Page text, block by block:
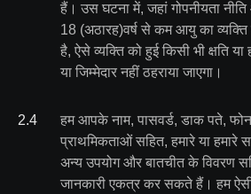
हैं। उस घटना में, जहां गोपनीयता
18 (अठारह)वर्ष से कम आयु का
है, ऐसे व्यक्ति को हुई किसी भी क्षति या
या जिम्मेदार नहीं ठहराया जाएगा।
2.4
हम आपके नाम, पासवर्ड, डाक पते,
प्राथमिकताओं सहित, हमारे या हमारे
अन्य उपयोग और बातचीत के विवरण
जानकारी एकत्र कर सकते हैं। हम